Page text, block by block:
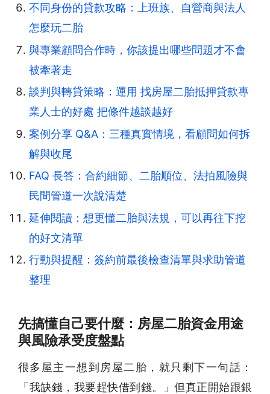
不同身份的貸款攻略：上班族、自營商與法人
怎麼玩二胎
與專業顧問合作時，你該提出哪些問題才不會
被牽著走
談判與轉貸策略：運用 找房屋二胎抵押貸款專
業人士的好處 把條件越談越好
案例分享 Q&A：三種真實情境，看顧問如何拆
解與收尾
FAQ 長答：合約細節、二胎順位、法拍風險與
民間管道一次說清楚
延伸閱讀：想更懂二胎與法規，可以再往下挖
的好文清單
行動與提醒：簽約前最後檢查清單與求助管道
整理
先搞懂自己要什麼：房屋二胎資金用途
與風險承受度盤點
很多屋主一想到房屋二胎，就只剩下一句話：
「我缺錢，我要趕快借到錢。」但真正開始跟銀